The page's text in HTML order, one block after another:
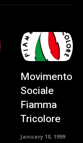
Movimento
Sociale
Fiamma
Tricolore
January 18, 1999